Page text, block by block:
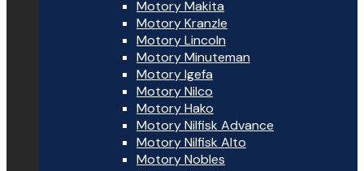
Motory Makita
Motory Kranzle
Motory Lincoln
Motory Minuteman
Motory Igefa
Motory Nilco
Motory Hako
Motory Nilfisk Advance
Motory Nilfisk Alto
Motory Nobles